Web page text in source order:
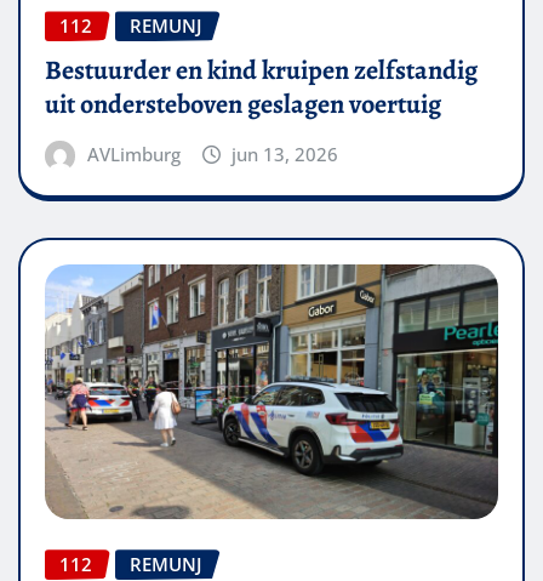
112 REMUNJ
Bestuurder en kind kruipen zelfstandig
uit ondersteboven geslagen voertuig
AVLimburg jun 13, 2026
112 REMUNJ